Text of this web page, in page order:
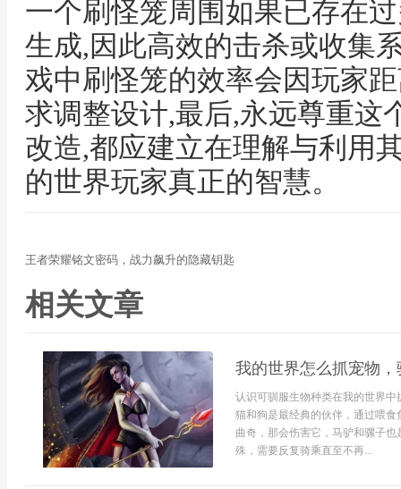
一个刷怪笼周围如果已存在
生成,因此高效的击杀或收集
戏中刷怪笼的效率会因玩家
求调整设计,最后,永远尊重这
改造,都应建立在理解与利用
的世界玩家真正的智慧。
王者荣耀铭文密码，战力飙升的隐藏钥匙
相关文章
我的世界怎么抓宠物
认识可驯服生物种类在我的世界
猫和狗是最经典的伙伴，通过喂
曲奇，那会伤害它，马驴和骡子
殊，需要反复骑乘直至不再...